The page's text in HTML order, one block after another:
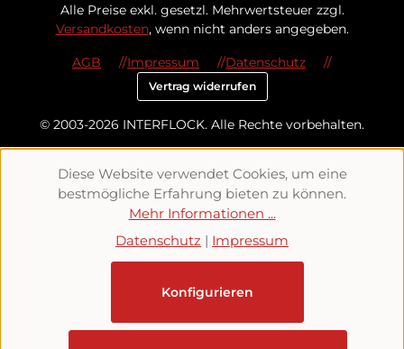
Alle Preise exkl. gesetzl. Mehrwertsteuer zzgl.
Versandkosten, wenn nicht anders angegeben.
© 2003-2026 INTERFLOCK. Alle Rechte vorbehalten.
AGB Impressum Datenschutz
Vertrag widerrufen
Diese Website verwendet Cookies, um eine
bestmögliche Erfahrung bieten zu können.
Mehr Informationen ...
Datenschutz | Impressum
Konfigurieren